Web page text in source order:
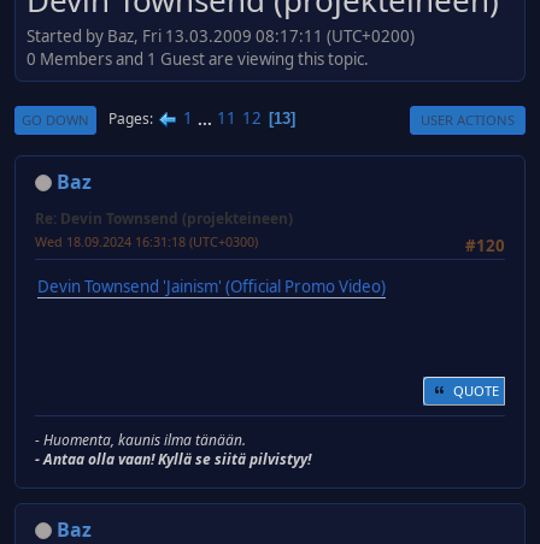
Started by Baz, Fri 13.03.2009 08:17:11 (UTC+0200)
0 Members and 1 Guest are viewing this topic.
GO DOWN Pages 1 ... 11 12 13 USER ACTIONS
Baz
Re: Devin Townsend (projekteineen)
#120
Wed 18.09.2024 16:31:18 (UTC+0300)
Devin Townsend 'Jainism' (Official Promo Video)
QUOTE
- Huomenta, kaunis ilma tänään.
- Antaa olla vaan! Kyllä se siitä pilvistyy!
Baz